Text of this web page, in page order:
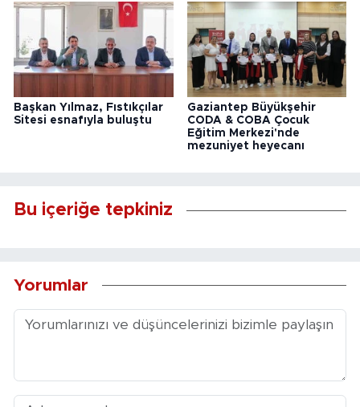
Başkan Yılmaz, Fıstıkçılar
Sitesi esnafıyla buluştu
Gaziantep Büyükşehir
CODA & COBA Çocuk
Eğitim Merkezi'nde
mezuniyet heyecanı
Bu içeriğe tepkiniz
Yorumlar